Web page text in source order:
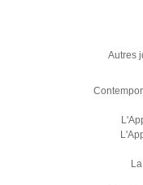
Autres